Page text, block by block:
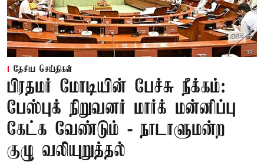
தேசிய செய்திகள்
பிரதமர் மோடியின் பேச்சு நீக்கம்:
பேஸ்புக் நிறுவனர் மார்க் மன்னிப்பு
கேட்க வேண்டும் - நாடாளுமன்ற
குழு வலியுறுத்தல்